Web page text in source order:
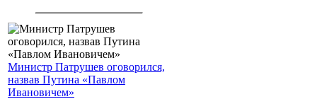
Министр Патрушев оговорился,
назвав Путина «Павлом
Ивановичем»